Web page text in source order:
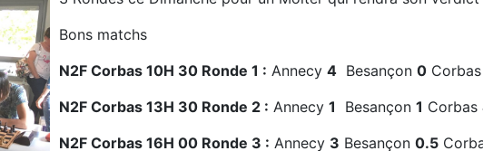
Bons matchs
N2F Corbas 10H 30 Ronde 1 : Annecy 4 Besançon 0 Corbas
N2F Corbas 13H 30 Ronde 2 : Annecy 1 Besançon 1 Corbas
N2F Corbas 16H 00 Ronde 3 : Annecy 3 Besançon 0.5